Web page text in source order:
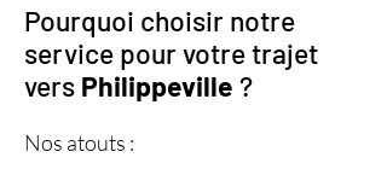
Pourquoi choisir notre
service pour votre trajet
vers Philippeville ?
Nos atouts :